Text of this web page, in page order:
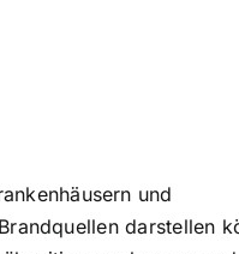
und
darstellen